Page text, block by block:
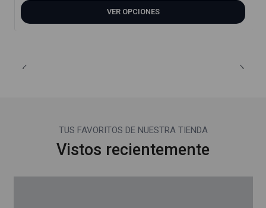
VER OPCIONES
TUS FAVORITOS DE NUESTRA TIENDA
Vistos recientemente